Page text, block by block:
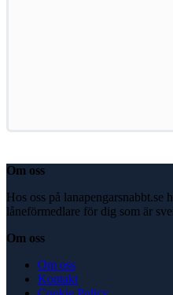
Om oss
Hos oss på lanapengarsnabbt.se
låneförmedlare för dig som är
Om oss
Om oss
Kontakt